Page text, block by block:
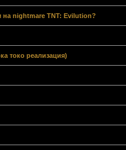
nightmare TNT: Evilution?
токо реализация)